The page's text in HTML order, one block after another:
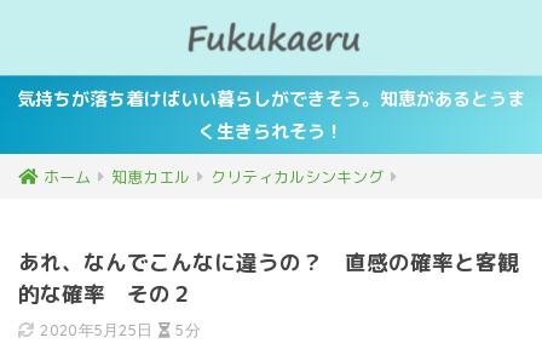
気持ちが落ち着けばいい暮らしができそう。知恵があるとうま
く生きられそう！
ホーム 知恵カエル クリティカルシンキング
あれ、なんでこんなに違うの？ 直感の確率と客観
的な確率 その２
2020年5月25日 5分